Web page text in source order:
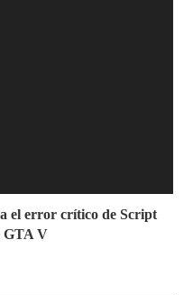
el error crítico de Script
GTA V